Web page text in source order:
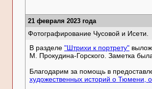
21 февраля 2023 года
Фотографирование Чусовой и Исети.
В разделе "Штрихи к портрету"
М. Прокудина-Горского. Заметка
Благодарим за помощь в
художественных историй о Тюмени,